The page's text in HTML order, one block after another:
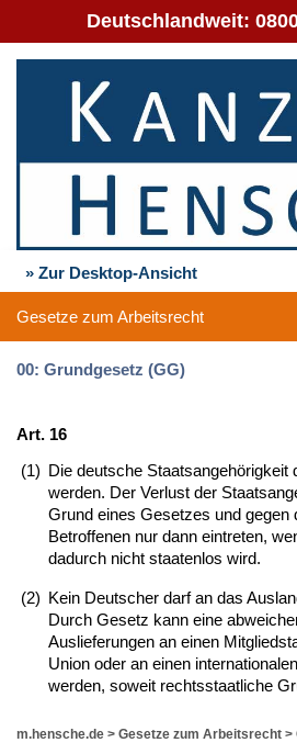
Deutschlandweit:
» Zur Desktop-Ansicht
Gesetze zum Arbeitsrecht
00: Grundgesetz (GG)
Art. 16
(1) Die deutsche Staatsangehörigkeit
werden. Der Verlust der
Grund eines Gesetzes und gegen
Betroffenen nur dann eintreten,
dadurch nicht staatenlos wird.
(2) Kein Deutscher darf an das
Durch Gesetz kann eine
Auslieferungen an einen
Union oder an einen
werden, soweit rechtsstaatliche
m.hensche.de > Gesetze zum Arbeitsrecht >